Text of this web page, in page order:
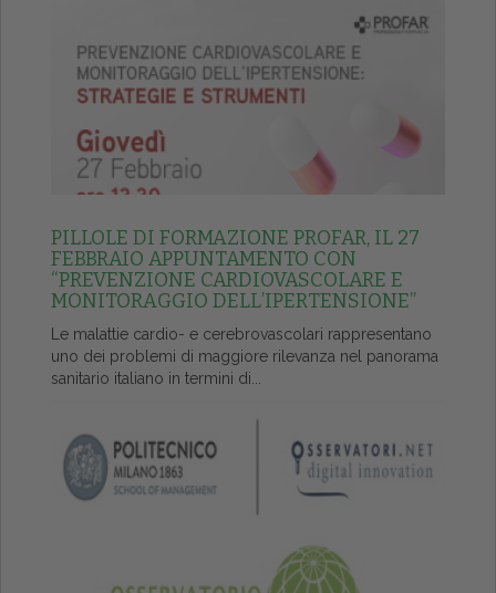
PILLOLE DI FORMAZIONE PROFAR, IL 27
FEBBRAIO APPUNTAMENTO CON
“PREVENZIONE CARDIOVASCOLARE E
MONITORAGGIO DELL’IPERTENSIONE”
Le malattie cardio- e cerebrovascolari rappresentano
uno dei problemi di maggiore rilevanza nel panorama
sanitario italiano in termini di...